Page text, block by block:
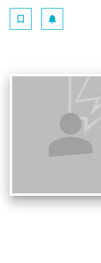
bookmark_border notifications